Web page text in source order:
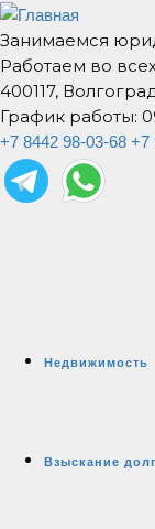
Занимаемся
Работаем во
400117,
График работы:
+7 8442 98-03-68 +7
Недвижимость
Взыскание